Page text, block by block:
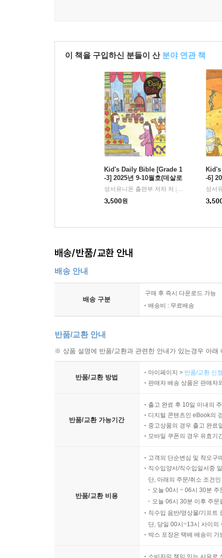
이 책을 구입하신 분들이 산 분야 연관 책
Kid's Daily Bible [Grade 1
-3] 2025년 9-10월호(데살로
니가전후서, 스바냐, 역대
성서유니온 출판부 저자 저
한국성서유니온
3,500원
-6]
라,
성서
배송/반품/교환 안내
배송 안내
배송 구분
구매 후 즉시 다운로드 가능
배송비 : 무료배송
반품/교환 안내
※ 상품 설명에 반품/교환과 관련한 안내가 있는경우 아
반품/교환 방법
마이페이지 > 반품/교환 신
판매자 배송 상품은 판매자
반품/교환 가능기간
출고 완료 후 10일 이내의
디지털 콘텐츠인 eBook의
중고상품의 경우 출고 완료
모바일 쿠폰의 경우 유효기
반품/교환 비용
고객의 단순변심 및 착오구
직수입양서/직수입일서중
단, 아래의 주문/취소 조건
오늘 00시 ~ 06시 30분
오늘 06시 30분 이후 주
직수입 음반/영상물/기프트
단, 당일 00시~13시 사이의
박스 포장은 택배 배송이